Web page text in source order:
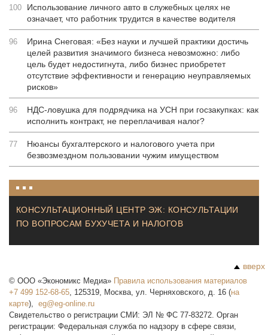
100
Использование личного авто в служебных целях не
означает, что работник трудится в качестве водителя
96
Ирина Снеговая: «Без науки и лучшей практики достичь
целей развития значимого бизнеса невозможно: либо
цель будет недостигнута, либо бизнес приобретет
отсутствие эффективности и генерацию неуправляемых
рисков»
96
НДС-ловушка для подрядчика на УСН при госзакупках: как
исполнить контракт, не переплачивая налог?
77
Нюансы бухгалтерского и налогового учета при
безвозмездном пользовании чужим имуществом
КОНСУЛЬТАЦИОННЫЙ ЦЕНТР ЭЖ: КОНСУЛЬТАЦИИ
ПО ВОПРОСАМ БУХУЧЕТА И НАЛОГОВ
вверх
© ООО «Экономикс Медиа» Правила использования материалов
+7 499 152-68-65, 125319, Москва, ул. Черняховского, д. 16 (на
карте),
Свидетельство о регистрации СМИ: ЭЛ № ФС 77-83272. Орган
регистрации: Федеральная служба по надзору в сфере связи,